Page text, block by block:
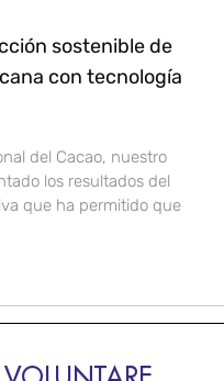
sostenible de
con tecnología
del Cacao, nuestro
los resultados del
que ha permitido que